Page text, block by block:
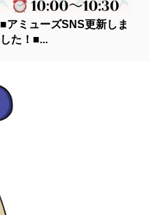
■アミューズSNS更新しま
した！■...